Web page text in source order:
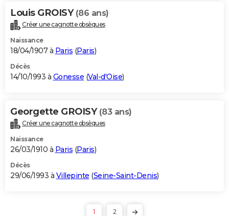
Louis GROISY (86 ans)
Créer une cagnotte obsèques
Naissance
18/04/1907 à Paris (Paris)
Décès
14/10/1993 à Gonesse (Val-d'Oise)
Georgette GROISY (83 ans)
Créer une cagnotte obsèques
Naissance
26/03/1910 à Paris (Paris)
Décès
29/06/1993 à Villepinte (Seine-Saint-Denis)
1 2